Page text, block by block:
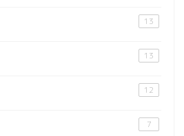
13
13
12
7